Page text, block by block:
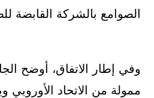
الصوامع بالشركة القابضة
وفي إطار الاتفاق، أوضح
ممولة من الاتحاد الأوروبي